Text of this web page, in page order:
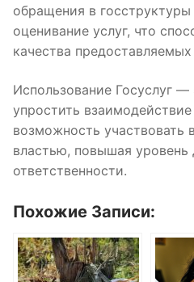
обращения в
оценивание услуг, что
качества предоставляемых
Использование Госуслуг
упростить
возможность участвовать
властью, повышая уровень
ответственности.
Похожие Записи: